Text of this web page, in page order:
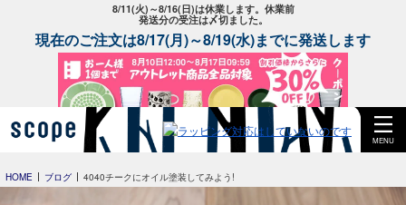
8/11(火)～8/16(日)は休業します。休業前
発送分の受注は〆切ました。
現在のご注文は8/17(月)～8/19(水)までに発送します
MENU
HOME ブログ 4040チークにオイル塗装してみよう!